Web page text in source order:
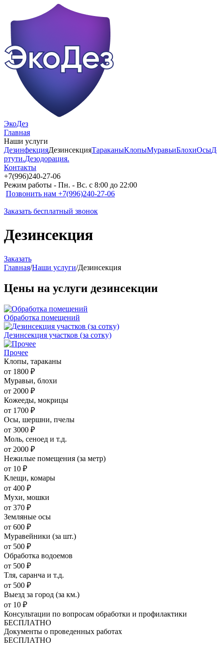
ЭкоДез
Главная
Наши услуги
ДезинфекцияДезинсекцияТараканыКлопыМуравьиБлохиОсы
ртути.Дезодорация.
Контакты
+7(996)240-27-06
Режим работы - Пн. - Вс. с 8:00 до 22:00
Позвонить нам +7(996)240-27-06
Заказать бесплатный звонок
Дезинсекция
Заказать
Главная/Наши услуги/Дезинсекция
Цены на услуги дезинсекции
Обработка помещений
Дезинсекция участков (за сотку)
Прочее
Клопы, тараканы
от 1800 ₽
Муравьи, блохи
от 2000 ₽
Кожееды, мокрицы
от 1700 ₽
Осы, шершни, пчелы
от 3000 ₽
Моль, сеноед и т.д.
от 2000 ₽
Нежилые помещения (за метр)
от 10 ₽
Клещи, комары
от 400 ₽
Мухи, мошки
от 370 ₽
Земляные осы
от 600 ₽
Муравейники (за шт.)
от 500 ₽
Обработка водоемов
от 500 ₽
Тля, саранча и т.д.
от 500 ₽
Выезд за город (за км.)
от 10 ₽
Консультации по вопросам обработки и профилактики
БЕСПЛАТНО
Документы о проведенных работах
БЕСПЛАТНО